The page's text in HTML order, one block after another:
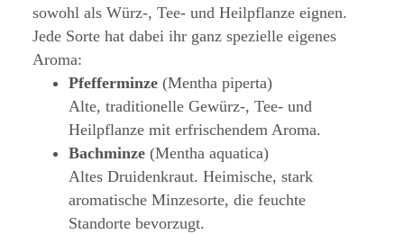
sowohl als Würz-, Tee- und Heilpflanze eignen.
Jede Sorte hat dabei ihr ganz spezielle eigenes
Aroma:
Pfefferminze (Mentha piperta)
Alte, traditionelle Gewürz-, Tee- und
Heilpflanze mit erfrischendem Aroma.
Bachminze (Mentha aquatica)
Altes Druidenkraut. Heimische, stark
aromatische Minzesorte, die feuchte
Standorte bevorzugt.